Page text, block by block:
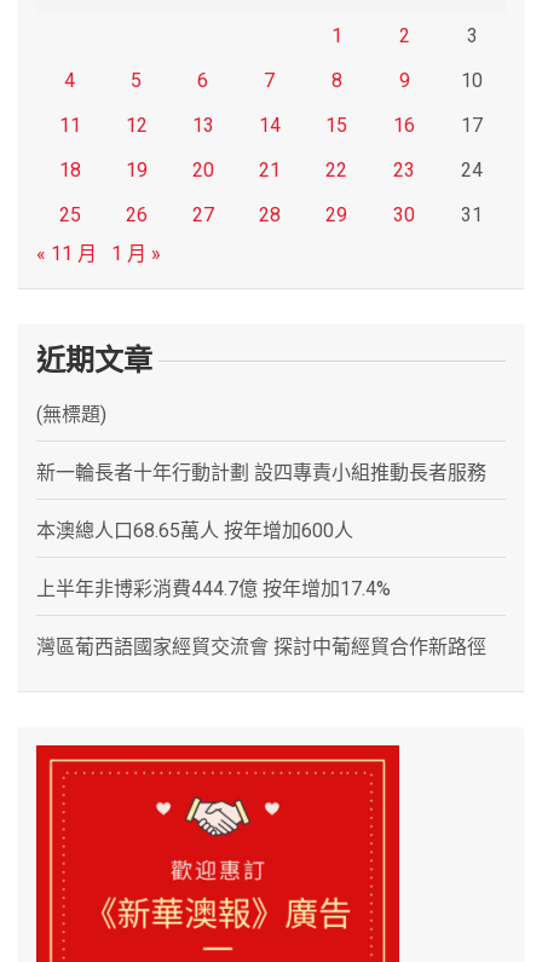
1
2
3
4
5 6 7 8 9
10
11
12 13 14 15 16
17
18
19 20 21 22 23
24
25
26 27 28 29 30
31
« 11 月
1 月 »
近期文章
(無標題)
新一輪長者十年行動計劃 設四專責小組推動長者服務
本澳總人口68.65萬人 按年增加600人
上半年非博彩消費444.7億 按年增加17.4%
灣區葡西語國家經貿交流會 探討中葡經貿合作新路徑